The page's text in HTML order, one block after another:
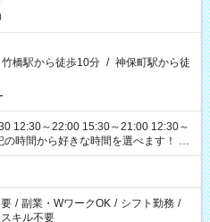
竹橋駅から徒歩10分 / 神保町駅から徒
12:30～22:00 15:30～21:00 12:30～
あります
/ 副業・WワークOK / シフト勤務 /
キル不要